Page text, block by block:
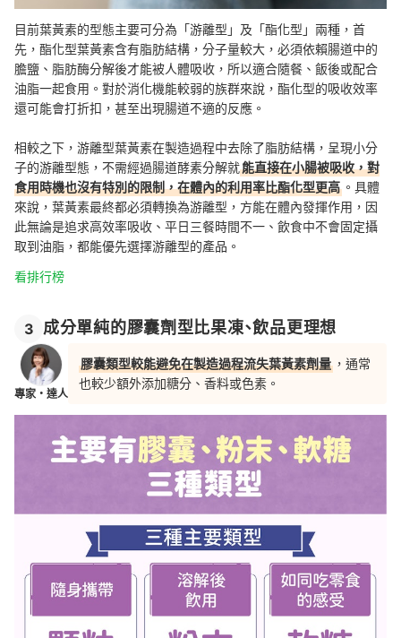
目前葉黃素的型態主要可分為「游離型」及「酯化型」兩種，首
先，酯化型葉黃素含有脂肪結構，分子量較大，必須依賴腸道中的
膽鹽、脂肪酶分解後才能被人體吸收，所以適合隨餐、飯後或配合
油脂一起食用。對於消化機能較弱的族群來說，酯化型的吸收效率
還可能會打折扣，甚至出現腸道不適的反應。
相較之下，游離型葉黃素在製造過程中去除了脂肪結構，呈現小分
子的游離型態，不需經過腸道酵素分解就能直接在小腸被吸收，對
食用時機也沒有特別的限制，在體內的利用率比酯化型更高 。具體
來說，葉黃素最終都必須轉換為游離型，方能在體內發揮作用，因
此無論是追求高效率吸收、平日三餐時間不一、飲食中不會固定攝
取到油脂，都能優先選擇游離型的產品。
看排行榜
3 成分單純的膠囊劑型比果凍、飲品更理想
專家・達人
膠囊類型較能避免在製造過程流失葉黃素劑量 ，通常
也較少額外添加糖分、香料或色素。